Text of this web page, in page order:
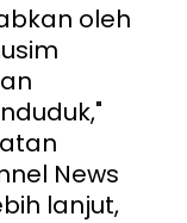
oleh
News
lanjut,